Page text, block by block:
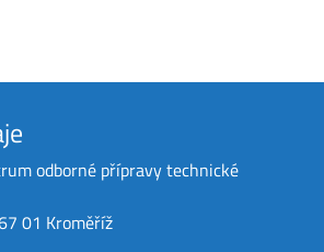
odborné přípravy technické
01 Kroměříž